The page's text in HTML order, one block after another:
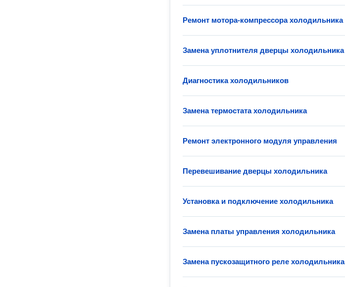
Ремонт мотора-компрессора холодильника
Замена уплотнителя дверцы холодильника
Диагностика холодильников
Замена термостата холодильника
Ремонт электронного модуля управления
Перевешивание дверцы холодильника
Установка и подключение холодильника
Замена платы управления холодильника
Замена пускозащитного реле холодильника